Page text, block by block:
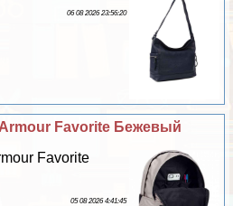
06 08 2026 23:56:20
Favorite Бежевый
Favorite
05 08 2026 4:41:45